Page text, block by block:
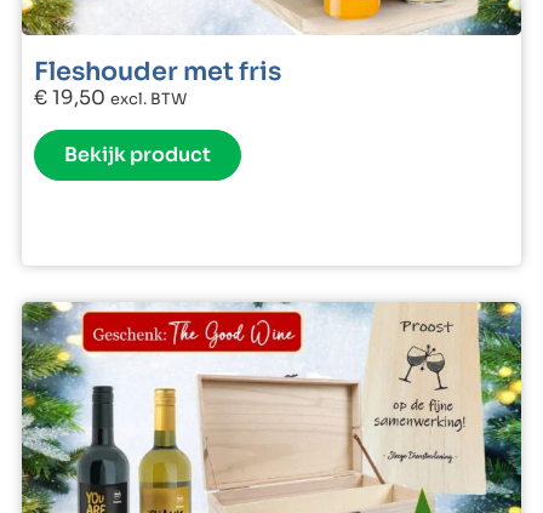
Fleshouder met fris
€19,50 excl. BTW
Bekijk product